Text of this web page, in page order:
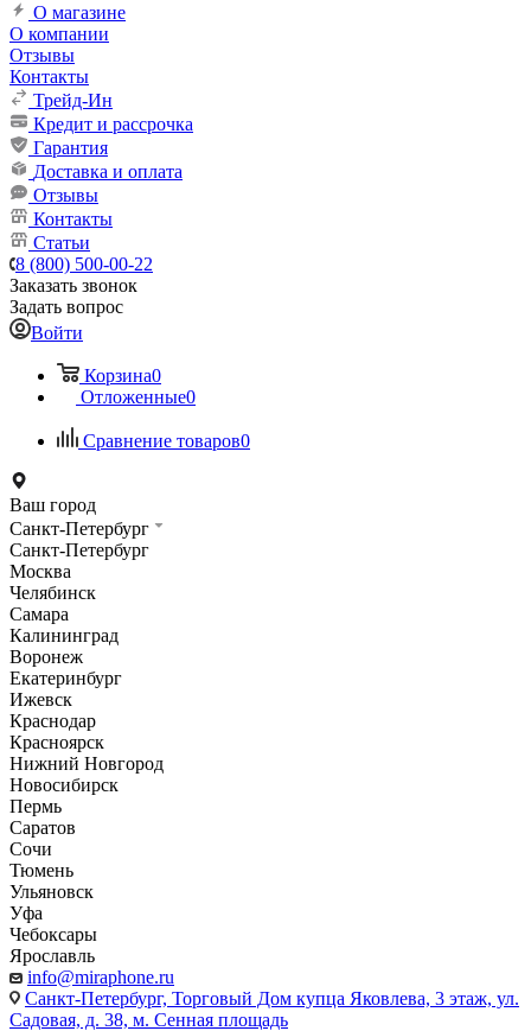
О магазине
О компании
Отзывы
Контакты
Трейд-Ин
Кредит и рассрочка
Гарантия
Доставка и оплата
Отзывы
Контакты
Статьи
8 (800) 500-00-22
Заказать звонок
Задать вопрос
Войти
Корзина0
Отложенные0
Сравнение товаров0
Ваш город
Санкт-Петербург
Санкт-Петербург
Москва
Челябинск
Самара
Калининград
Воронеж
Екатеринбург
Ижевск
Краснодар
Красноярск
Нижний Новгород
Новосибирск
Пермь
Саратов
Сочи
Тюмень
Ульяновск
Уфа
Чебоксары
Ярославль
info@miraphone.ru
Санкт-Петербург, Торговый Дом купца Яковлева, 3 этаж, ул.
Садовая, д. 38, м. Сенная площадь